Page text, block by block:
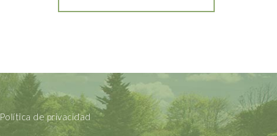
Política de privacidad